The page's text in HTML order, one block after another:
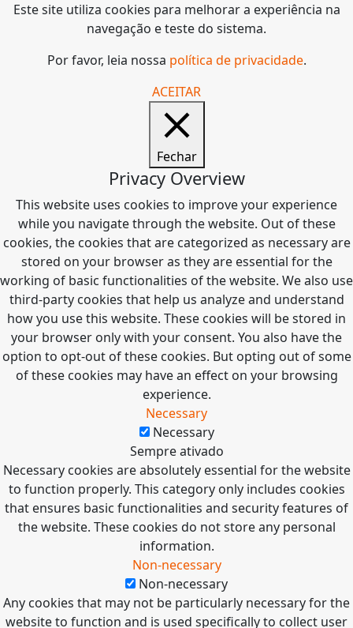
Este site utiliza cookies para melhorar a experiência na
navegação e teste do sistema.
Por favor, leia nossa política de privacidade.
ACEITAR
Fechar
Privacy Overview
This website uses cookies to improve your experience
while you navigate through the website. Out of these
cookies, the cookies that are categorized as necessary are
stored on your browser as they are essential for the
working of basic functionalities of the website. We also use
third-party cookies that help us analyze and understand
how you use this website. These cookies will be stored in
your browser only with your consent. You also have the
option to opt-out of these cookies. But opting out of some
of these cookies may have an effect on your browsing
experience.
Necessary
Necessary
Sempre ativado
Necessary cookies are absolutely essential for the website
to function properly. This category only includes cookies
that ensures basic functionalities and security features of
the website. These cookies do not store any personal
information.
Non-necessary
Non-necessary
Any cookies that may not be particularly necessary for the
website to function and is used specifically to collect user